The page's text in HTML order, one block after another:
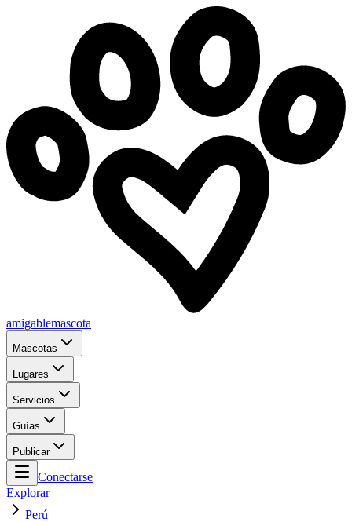
amigablemascota
Mascotas
Lugares
Servicios
Guías
Publicar
Conectarse
Explorar
Perú